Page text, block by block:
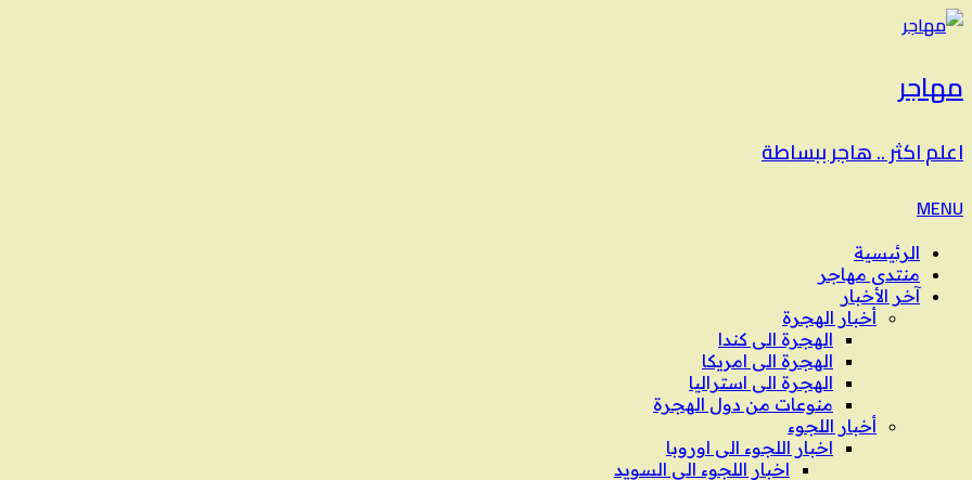
مهاجر
اعلم اكثر .. هاجر ببساطة
MENU
الرئيسية
منتدى مهاجر
آخر الأخبار
أخبار الهجرة
الهجرة الى كندا
الهجرة الى امريكا
الهجرة الى استراليا
منوعات من دول الهجرة
أخبار اللجوء
اخبار اللجوء الى اوروبا
اخبار اللجوء الى السويد